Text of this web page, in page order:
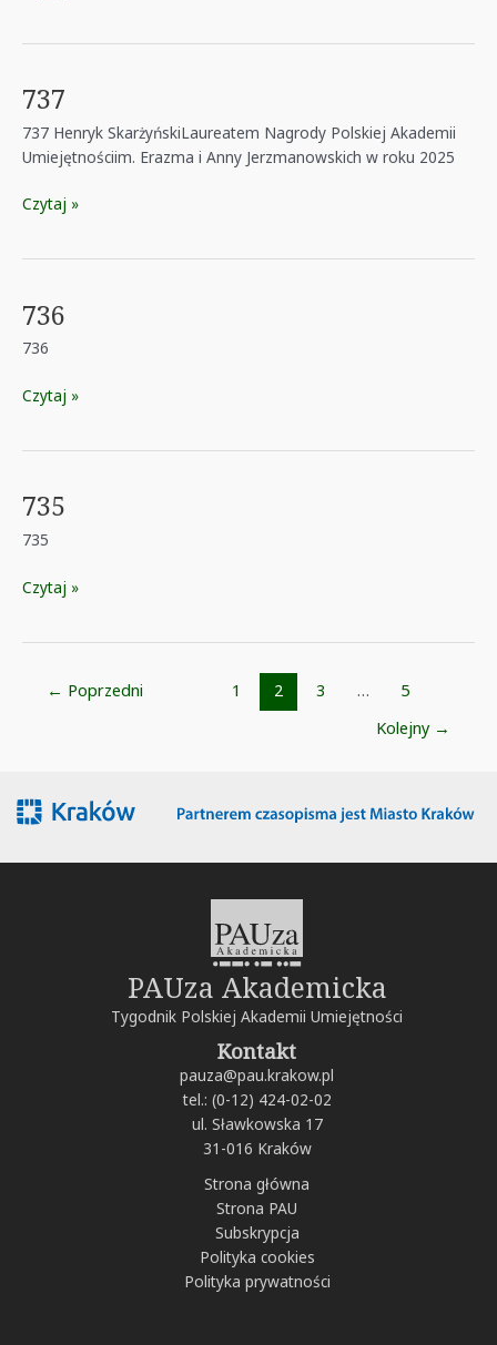
737
737 Henryk SkarżyńskiLaureatem Nagrody Polskiej Akademii
Umiejętnościim. Erazma i Anny Jerzmanowskich w roku 2025
737
Czytaj »
736
736
736
Czytaj »
735
735
735
Czytaj »
← Poprzedni 1 2 3 …
5
Kolejny →
PAUza Akademicka
Tygodnik Polskiej Akademii Umiejętności
Kontakt
pauza@pau.krakow.pl
tel.: (0-12) 424-02-02
ul. Sławkowska 17
31-016 Kraków
Strona główna
Strona PAU
Subskrypcja
Polityka cookies
Polityka prywatności